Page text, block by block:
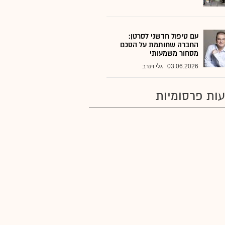
עם טיפול חדשני לסרטן:
החברה שחותמת על הסכם
מסחור משמעותי
03.06.2026 גלי וינרב
פרסומיות